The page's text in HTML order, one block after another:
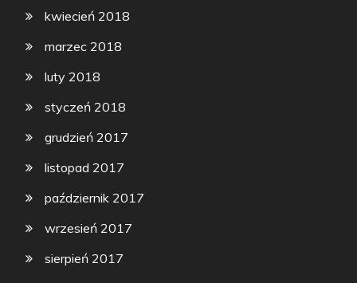
kwiecień 2018
marzec 2018
luty 2018
styczeń 2018
grudzień 2017
listopad 2017
październik 2017
wrzesień 2017
sierpień 2017